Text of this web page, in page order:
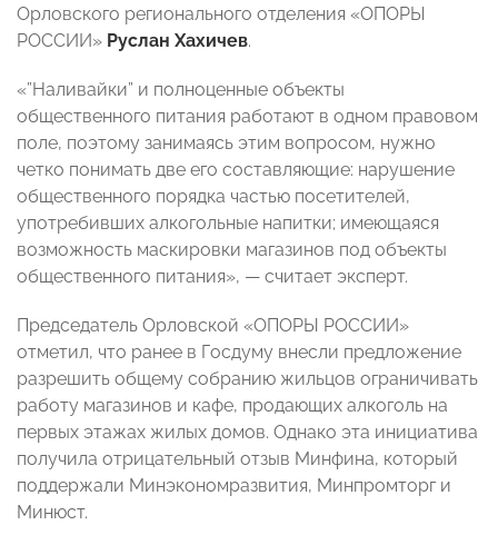
Орловского регионального отделения «ОПОРЫ
РОССИИ» Руслан Хахичев.
«”Наливайки” и полноценные объекты
общественного питания работают в одном правовом
поле, поэтому занимаясь этим вопросом, нужно
четко понимать две его составляющие: нарушение
общественного порядка частью посетителей,
употребивших алкогольные напитки; имеющаяся
возможность маскировки магазинов под объекты
общественного питания», — считает эксперт.
Председатель Орловской «ОПОРЫ РОССИИ»
отметил, что ранее в Госдуму внесли предложение
разрешить общему собранию жильцов ограничивать
работу магазинов и кафе, продающих алкоголь на
первых этажах жилых домов. Однако эта инициатива
получила отрицательный отзыв Минфина, который
поддержали Минэкономразвития, Минпромторг и
Минюст.